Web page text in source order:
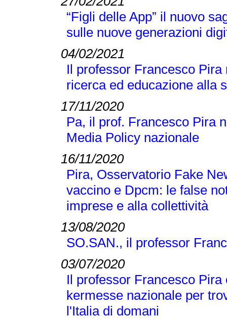
“Figli delle App” il nuovo
sulle nuove generazioni
04/02/2021
Il professor Francesco
ricerca ed educazione alla
17/11/2020
Pa, il prof. Francesco Pira
Media Policy nazionale
16/11/2020
Pira, Osservatorio Fake
vaccino e Dpcm: le false
imprese e alla collettività
13/08/2020
SO.SAN., il professor
03/07/2020
Il professor Francesco
kermesse nazionale per
l'Italia di domani